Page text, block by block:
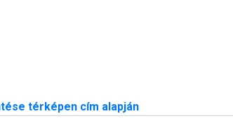
térképen cím alapján